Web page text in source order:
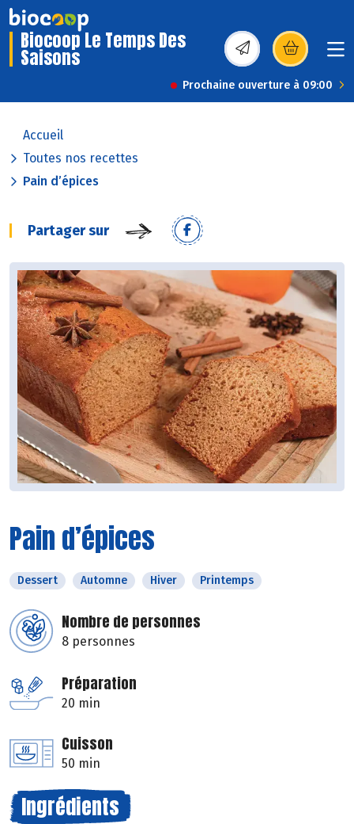
Biocoop Le Temps Des
Saisons (s’ouvre dans une
Prochaine ouverture à 09:00
Accueil
Toutes nos recettes
Pain d’épices
Partager sur
Pain d’épices
Dessert Automne Hiver Printemps
Nombre de personnes
8 personnes
Préparation
20 min
Cuisson
50 min
Ingrédients